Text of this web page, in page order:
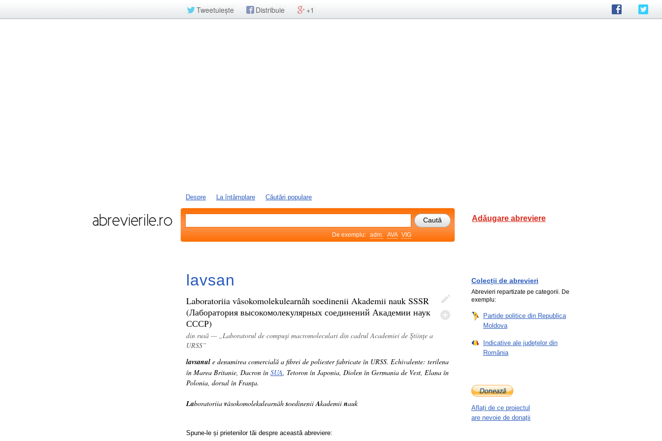
Tweetuiește Distribuie +1
Despre La întâmplare Căutări populare
De exemplu: adm. AVA VIG
Adăugare abreviere
lavsan
Laboratoriia vâsokomolekulearnâh soedinenii Akademii nauk SSSR
(Лаборатория высокомолекулярных соединений Академии наук
СССР)
din rusă — „Laboratorul de compuşi macromoleculari din cadrul Academiei de Ştiinţe a
URSS”
lavsanul e denumirea comercială a fibrei de poliester fabricate în URSS. Echivalente: terilena
în Marea Britanie, Dacron în SUA, Tetoron în Japonia, Diolen în Germania de Vest, Elana în
Polonia, dorsal în Franţa.
Laboratoriia vâsokomolekulearnâhsoedineniiAkademii nauk
Spune-le și prietenilor tăi despre această abreviere:
Colecții de abrevieri
Abrevieri repartizate pe categorii. De
exemplu:
Partide politice din Republica
Moldova
Indicative ale județelor din
România
Aflați de ce proiectul
are nevoie de donații